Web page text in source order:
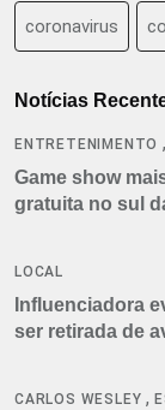
coronavirus
Notícias
ENTRETENIMENTO
Game show
gratuita no sul
LOCAL
Influenciadora
ser retirada de
CARLOS WESLEY ,